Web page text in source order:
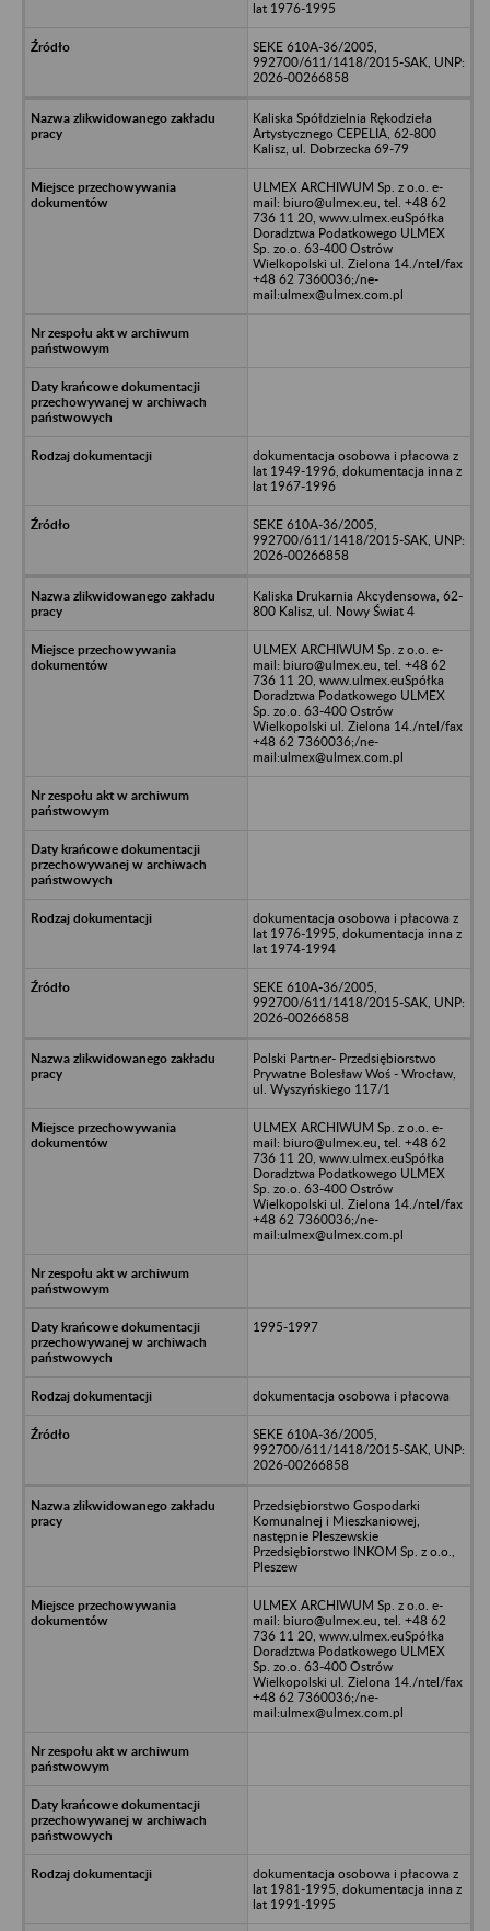
lat 1976-1995
SEKE 610A-36/2005,
992700/611/1418/2015-SAK, UNP:
2026-00266858
Kaliska Spółdzielnia Rękodzieła
Artystycznego CEPELIA, 62-800
Kalisz, ul. Dobrzecka 69-79
ULMEX ARCHIWUM Sp. z o.o. e-
mail: biuro@ulmex.eu, tel. +48 62
736 11 20, www.ulmex.euSpółka
Doradztwa Podatkowego ULMEX
Sp. zo.o. 63-400 Ostrów
Wielkopolski ul. Zielona 14./ntel/fax
+48 62 7360036;/ne-
mail:ulmex@ulmex.com.pl
dokumentacja osobowa i płacowa z
lat 1949-1996, dokumentacja inna z
lat 1967-1996
SEKE 610A-36/2005,
992700/611/1418/2015-SAK, UNP:
2026-00266858
Kaliska Drukarnia Akcydensowa, 62-
800 Kalisz, ul. Nowy Świat 4
ULMEX ARCHIWUM Sp. z o.o. e-
mail: biuro@ulmex.eu, tel. +48 62
736 11 20, www.ulmex.euSpółka
Doradztwa Podatkowego ULMEX
Sp. zo.o. 63-400 Ostrów
Wielkopolski ul. Zielona 14./ntel/fax
+48 62 7360036;/ne-
mail:ulmex@ulmex.com.pl
dokumentacja osobowa i płacowa z
lat 1976-1995, dokumentacja inna z
lat 1974-1994
SEKE 610A-36/2005,
992700/611/1418/2015-SAK, UNP:
2026-00266858
Polski Partner- Przedsiębiorstwo
Prywatne Bolesław Woś - Wrocław,
ul. Wyszyńskiego 117/1
ULMEX ARCHIWUM Sp. z o.o. e-
mail: biuro@ulmex.eu, tel. +48 62
736 11 20, www.ulmex.euSpółka
Doradztwa Podatkowego ULMEX
Sp. zo.o. 63-400 Ostrów
Wielkopolski ul. Zielona 14./ntel/fax
+48 62 7360036;/ne-
mail:ulmex@ulmex.com.pl
1995-1997
dokumentacja osobowa i płacowa
SEKE 610A-36/2005,
992700/611/1418/2015-SAK, UNP:
2026-00266858
Przedsiębiorstwo Gospodarki
Komunalnej i Mieszkaniowej,
następnie Pleszewskie
Przedsiębiorstwo INKOM Sp. z o.o.,
Pleszew
ULMEX ARCHIWUM Sp. z o.o. e-
mail: biuro@ulmex.eu, tel. +48 62
736 11 20, www.ulmex.euSpółka
Doradztwa Podatkowego ULMEX
Sp. zo.o. 63-400 Ostrów
Wielkopolski ul. Zielona 14./ntel/fax
+48 62 7360036;/ne-
mail:ulmex@ulmex.com.pl
dokumentacja osobowa i płacowa z
lat 1981-1995, dokumentacja inna z
lat 1991-1995